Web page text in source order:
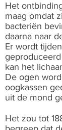
Het
maag omdat
bacteriën
daarna naar
Er wordt
kan het
De ogen
oogkassen
uit de mond
Het zou tot